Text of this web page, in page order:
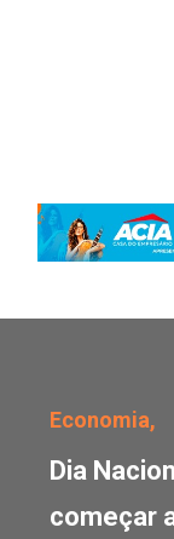
Economia,
Dia
começar